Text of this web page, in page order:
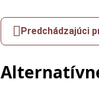
Predchádzajúci